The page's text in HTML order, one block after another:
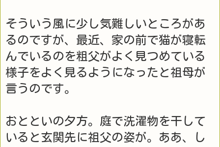
そういう風に少し気難しいところがあ
るのですが、最近、家の前で猫が寝転
んでいるのを粗父がよく見つめている
様子をよく見るようになったと祖母が
言うのです。
おとといの夕方。庭で洗濯物を干して
いると玄関先に祖父の姿が。ああ、し